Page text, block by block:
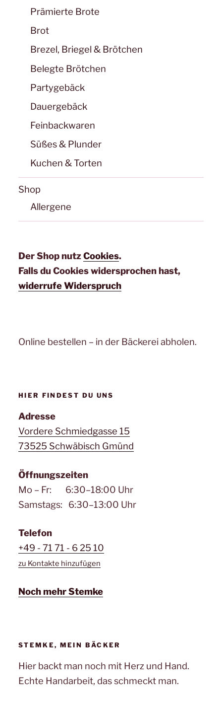
Prämierte Brote
Brot
Brezel, Briegel & Brötchen
Belegte Brötchen
Partygebäck
Dauergebäck
Feinbackwaren
Süßes & Plunder
Kuchen & Torten
Shop
Allergene
Der Shop nutzCookies.
Falls du Cookies widersprochen hast,
widerrufe Widerspruch
Online bestellen – in der Bäckerei abholen.
HIER FINDEST DU UNS
Adresse
Vordere Schmiedgasse 15
73525 Schwäbisch Gmünd
Öffnungszeiten
Mo – Fr: 6:30–18:00 Uhr
Samstags: 6:30–13:00 Uhr
Telefon
+49 - 71 71 - 6 25 10
zu Kontakte hinzufügen
Noch mehr Stemke
STEMKE, MEIN BÄCKER
Hier backt man noch mit Herz und Hand.
Echte Handarbeit, das schmeckt man.